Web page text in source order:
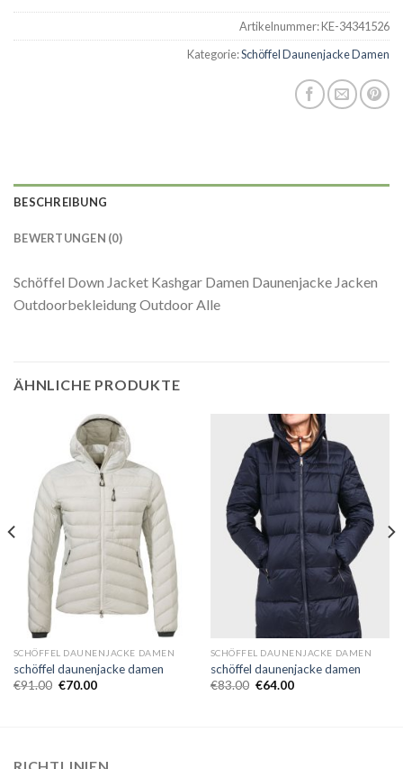
Artikelnummer:KE-34341526
Kategorie:Schöffel Daunenjacke Damen
BESCHREIBUNG
BEWERTUNGEN (0)
Schöffel Down Jacket Kashgar Damen Daunenjacke Jacken
Outdoorbekleidung Outdoor Alle
ÄHNLICHE PRODUKTE
SCHÖFFEL DAUNENJACKE DAMEN
schöffel daunenjacke damen
€91.00 €70.00
SCHÖFFEL DAUNENJACKE DAMEN
schöffel daunenjacke damen
€83.00 €64.00